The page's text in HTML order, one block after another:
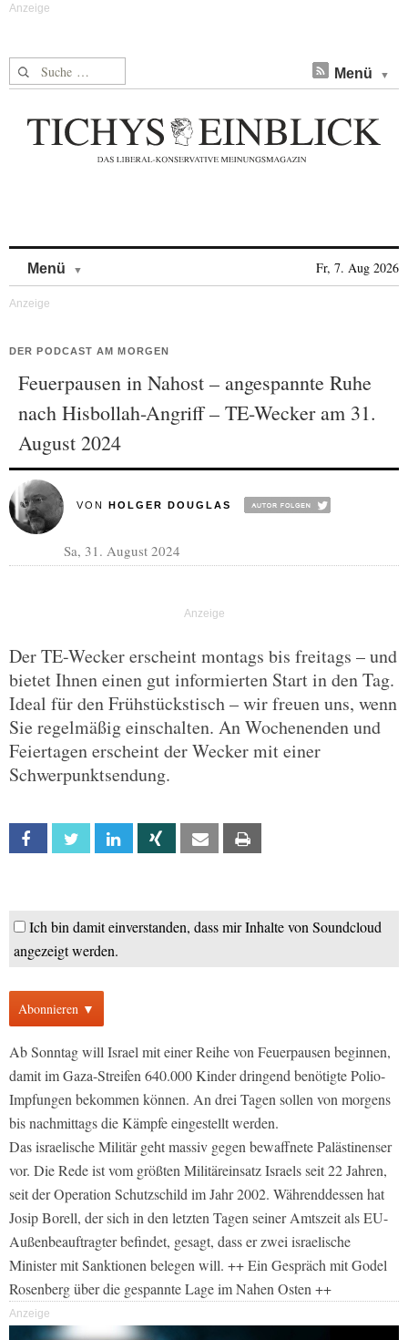
Suche nach: Menü
Menü Fr, 7. Aug 2026
DER PODCAST AM MORGEN
Feuerpausen in Nahost – angespannte Ruhe
nach Hisbollah-Angriff – TE-Wecker am 31.
August 2024
VON HOLGER DOUGLAS
Sa, 31. August 2024
Der TE-Wecker erscheint montags bis freitags – und
bietet Ihnen einen gut informierten Start in den Tag.
Ideal für den Frühstückstisch – wir freuen uns, wenn
Sie regelmäßig einschalten. An Wochenenden und
Feiertagen erscheint der Wecker mit einer
Schwerpunktsendung.
Facebook Twitter Linkedin Xing Email
Ich bin damit einverstanden, dass mir Inhalte von Soundcloud
angezeigt werden.
Abonnieren ▼
Ab Sonntag will Israel mit einer Reihe von Feuerpausen beginnen,
damit im Gaza-Streifen 640.000 Kinder dringend benötigte Polio-
Impfungen bekommen können. An drei Tagen sollen von morgens
bis nachmittags die Kämpfe eingestellt werden.
Das israelische Militär geht massiv gegen bewaffnete Palästinenser
vor. Die Rede ist vom größten Militäreinsatz Israels seit 22 Jahren,
seit der Operation Schutzschild im Jahr 2002. Währenddessen hat
Josip Borell, der sich in den letzten Tagen seiner Amtszeit als EU-
Außenbeauftragter befindet, gesagt, dass er zwei israelische
Minister mit Sanktionen belegen will. ++ Ein Gespräch mit Godel
Rosenberg über die gespannte Lage im Nahen Osten ++
Anzeige